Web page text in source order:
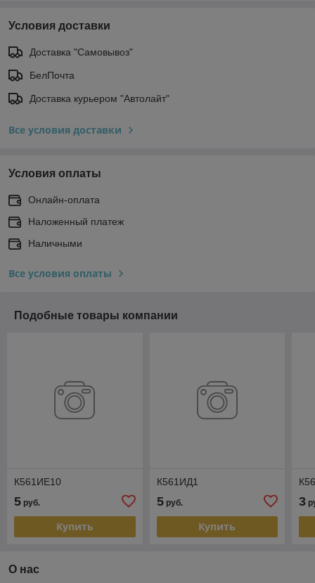
Условия доставки
Доставка "Самовывоз"
БелПочта
Доставка курьером "Автолайт"
Все условия доставки
Условия оплаты
Онлайн-оплата
Наложенный платеж
Наличными
Все условия оплаты
Подобные товары компании
К561ИЕ10
5 руб.
Купить
К561ИД1
5руб.
Купить
3
О нас